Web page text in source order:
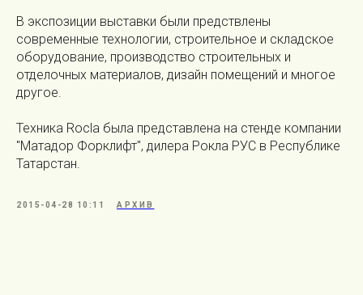
В экспозиции выставки были предствлены
современные технологии, строительное и складское
оборудование, производство строительных и
отделочных материалов, дизайн помещений и многое
другое.
Техника Rocla была представлена на стенде компании
"Матадор Форклифт", дилера Рокла РУС в Республике
Татарстан.
2015-04-28 10:11 АРХИВ